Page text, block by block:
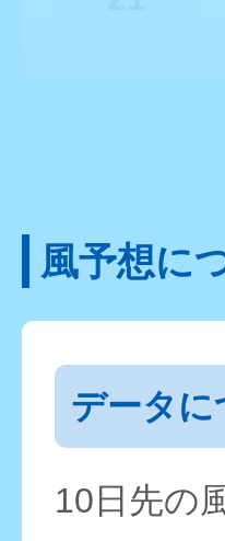
風予想に
データに
10日先の